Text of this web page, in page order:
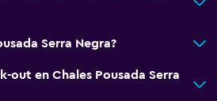
Serra Negra?
out en Chales Pousada Serra